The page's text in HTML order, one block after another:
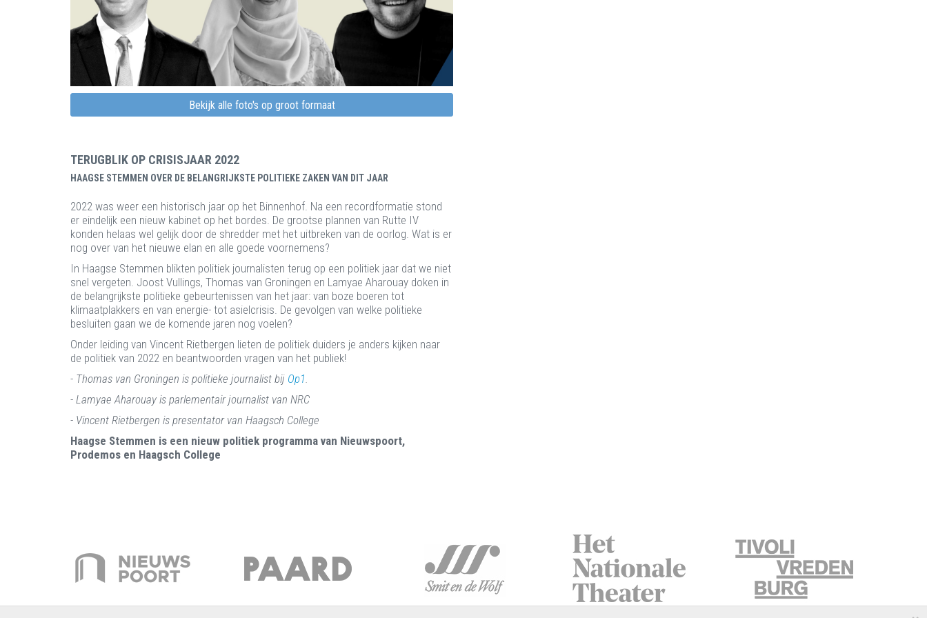
Bekijk alle foto's op groot formaat
TERUGBLIK OP CRISISJAAR 2022
HAAGSE STEMMEN OVER DE BELANGRIJKSTE POLITIEKE ZAKEN VAN DIT JAAR
2022 was weer een historisch jaar op het Binnenhof. Na een recordformatie stond
er eindelijk een nieuw kabinet op het bordes. De grootse plannen van Rutte IV
konden helaas wel gelijk door de shredder met het uitbreken van de oorlog. Wat is er
nog over van het nieuwe elan en alle goede voornemens?
In Haagse Stemmen blikten politiek journalisten terug op een politiek jaar dat we niet
snel vergeten. Joost Vullings, Thomas van Groningen en Lamyae Aharouay doken in
de belangrijkste politieke gebeurtenissen van het jaar: van boze boeren tot
klimaatplakkers en van energie- tot asielcrisis. De gevolgen van welke politieke
besluiten gaan we de komende jaren nog voelen?
Onder leiding van Vincent Rietbergen lieten de politiek duiders je anders kijken naar
de politiek van 2022 en beantwoorden vragen van het publiek!
- Thomas van Groningen is politieke journalist bij Op1.
- Lamyae Aharouay is parlementair journalist van NRC
- Vincent Rietbergen is presentator van Haagsch College
Haagse Stemmen is een nieuw politiek programma van Nieuwspoort,
Prodemos en Haagsch College